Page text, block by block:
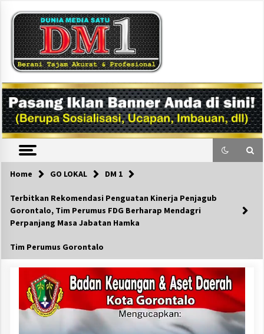
content
DM1
Home GO LOKAL DM 1
Terbitkan Rekomendasi Penguatan Kinerja Penjagub
Gorontalo, Tim Perumus FDG Berharap Mendagri
Perpanjang Masa Jabatan Hamka
Tim Perumus Gorontalo